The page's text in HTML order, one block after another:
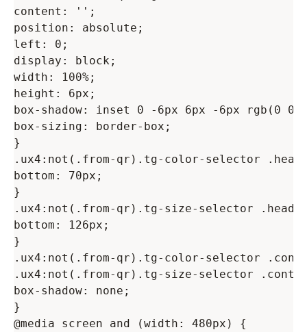
content: '';
position: absolute;
left: 0;
display: block;
width: 100%;
height: 6px;
box-shadow: inset 0 -6px 6px -6px rgb(0 0
box-sizing: border-box;
}
.ux4:not(.from-qr).tg-color-selector
bottom: 70px;
}
.ux4:not(.from-qr).tg-size-selector
bottom: 126px;
}
.ux4:not(.from-qr).tg-color-selector
.ux4:not(.from-qr).tg-size-selector
box-shadow: none;
}
@media screen and (width: 480px) {